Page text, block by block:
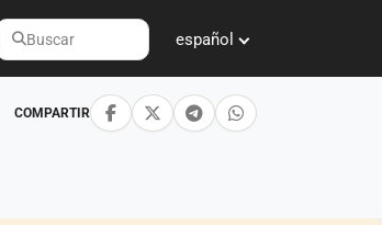
Buscar
español
COMPARTIR